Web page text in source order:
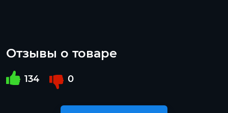
Отзывы о товаре
134 0